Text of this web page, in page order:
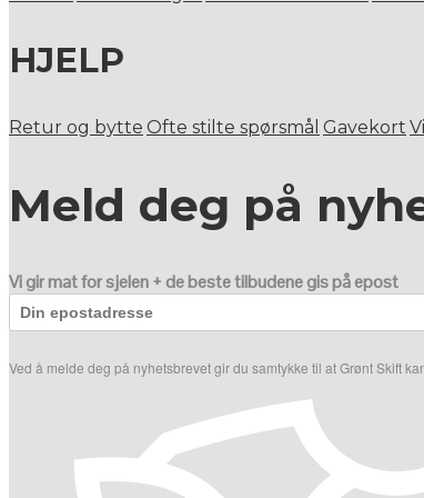
HJELP
Retur og bytte Ofte stilte spørsmål Gavekort
Meld deg på
Vi gir mat for sjelen + de beste tilbudene gis på epost
Ved å melde deg på nyhetsbrevet gir du samtykke til at Grønt Skift